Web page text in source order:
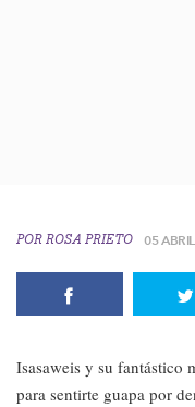
POR ROSA PRIETO 05
Isasaweis y su fantástico
para sentirte guapa por